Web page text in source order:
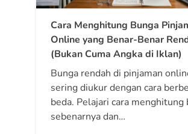
Cara Menghitung Bunga
Online yang Benar-Benar
(Bukan Cuma Angka di Iklan)
Bunga rendah di pinjaman
sering diukur dengan cara
beda. Pelajari cara menghitung
sebenarnya dan…